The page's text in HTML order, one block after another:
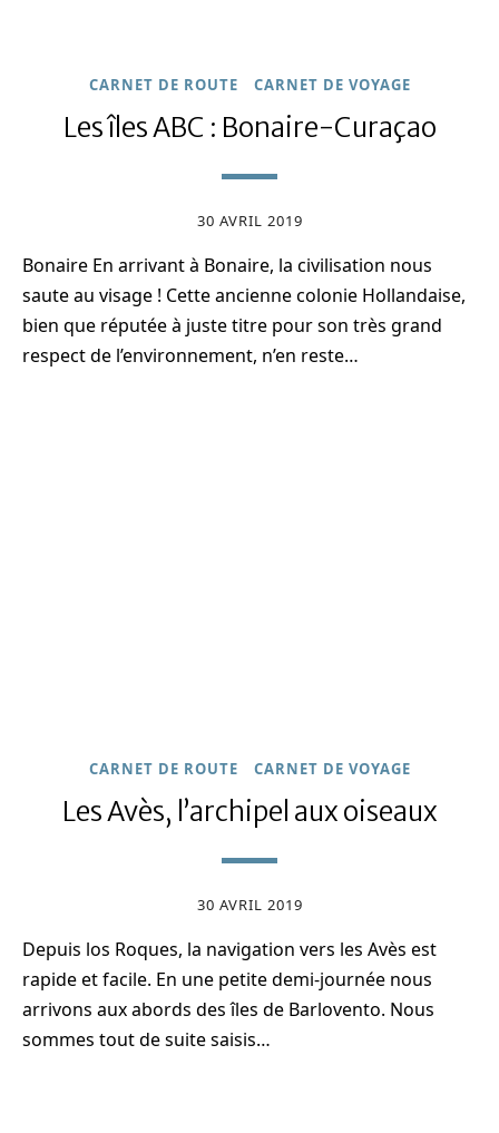
CARNET DE ROUTE CARNET DE VOYAGE
Les îles ABC : Bonaire-Curaçao
30 AVRIL 2019
Bonaire En arrivant à Bonaire, la civilisation nous
saute au visage ! Cette ancienne colonie Hollandaise,
bien que réputée à juste titre pour son très grand
respect de l’environnement, n’en reste…
CARNET DE ROUTE CARNET DE VOYAGE
Les Avès, l’archipel aux oiseaux
30 AVRIL 2019
Depuis los Roques, la navigation vers les Avès est
rapide et facile. En une petite demi-journée nous
arrivons aux abords des îles de Barlovento. Nous
sommes tout de suite saisis…